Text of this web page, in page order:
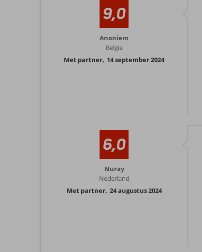
9,0
Anoniem
Belgie
Met partner, 14 september 2024
6,0
Nuray
Nederland
Met partner, 24 augustus 2024